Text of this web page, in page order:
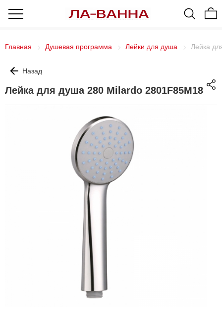
Главная Душевая программа Лейки для душа Лейка
Назад
Лейка для душа 280 Milardo 2801F85M18